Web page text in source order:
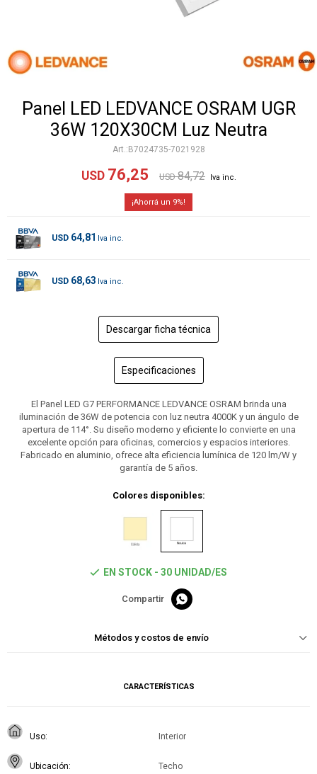
Panel LED LEDVANCE OSRAM UGR
36W 120X30CM Luz Neutra
B7024735-7021928
USD 76,25 USD 84,72
9
USD 64,81
USD 68,63
Descargar ficha técnica
Especificaciones
El Panel LED G7 PERFORMANCE LEDVANCE OSRAM brinda una
iluminación de 36W de potencia con luz neutra 4000K y un ángulo de
apertura de 114°. Su diseño moderno y eficiente lo convierte en una
excelente opción para oficinas, comercios y espacios interiores.
Fabricado en aluminio, ofrece alta eficiencia lumínica de 120 lm/W y
garantía de 5 años.
Colores disponibles:
EN STOCK - 30 UNIDAD/ES

Métodos y costos de envío
CARACTERÍSTICAS
Uso Interior
Ubicación Techo